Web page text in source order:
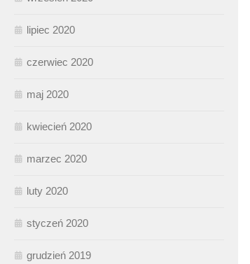
lipiec 2020
czerwiec 2020
maj 2020
kwiecień 2020
marzec 2020
luty 2020
styczeń 2020
grudzień 2019